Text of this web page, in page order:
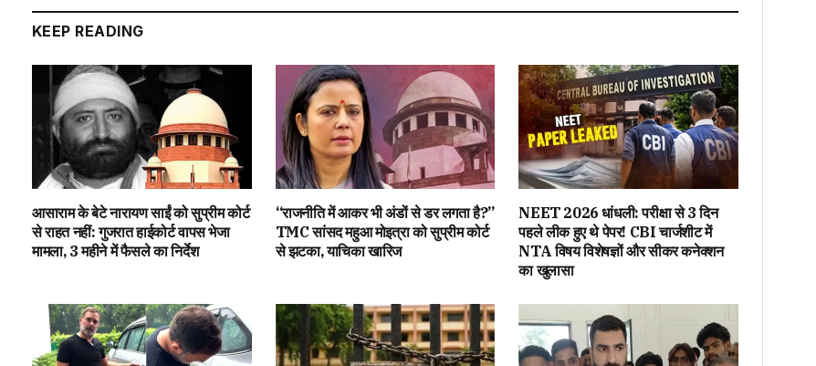
KEEP READING
आसाराम के बेटे नारायण साईं को सुप्रीम कोर्ट
से राहत नहीं: गुजरात हाईकोर्ट वापस भेजा
मामला, 3 महीने में फैसले का निर्देश
“राजनीति में आकर भी अंडों से डर लगता है?”
TMC सांसद महुआ मोइत्रा को सुप्रीम कोर्ट
से झटका, याचिका खारिज
NEET 2026 धांधली: परीक्षा से 3 दिन
पहले लीक हुए थे पेपर! CBI चार्जशीट में
NTA विषय विशेषज्ञों और सीकर कनेक्शन
का खुलासा